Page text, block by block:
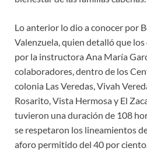
Lo anterior lo dio a conocer por
Valenzuela, quien detalló que
por la instructora Ana María
colaboradores, dentro de los
colonia Las Veredas, Vivah
Rosarito, Vista Hermosa y El
tuvieron una duración de 108
se respetaron los lineamientos
aforo permitido del 40 por